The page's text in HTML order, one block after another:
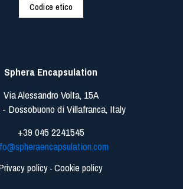
Codice etico
Sphera Encapsulation
Via Alessandro Volta, 15A
Dossobuono di Villafranca, Italy
+39 045 2241545
policy - Cookie policy